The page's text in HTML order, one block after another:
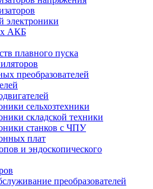
электроники
АКБ
плавного пуска
преобразователей
сельхозтехники
складской техники
станков с ЧПУ
плат
и эндоскопического
преобразователей